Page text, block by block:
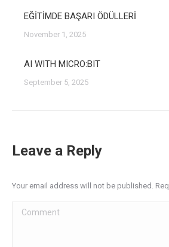
EĞİTİMDE BAŞARI ÖDÜLLERİ
November 1, 2025
AI WITH MICRO:BIT
September 5, 2025
Leave a Reply
Your email address will not be published.
Comment